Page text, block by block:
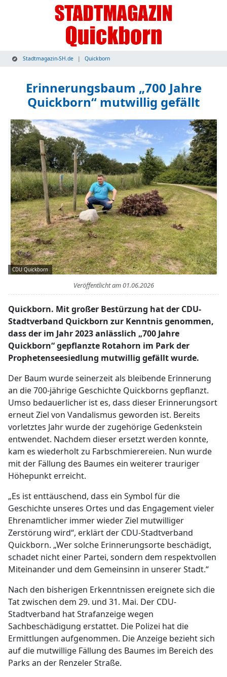
Stadtmagazin-SH.de Quickborn
Erinnerungsbaum „700 Jahre
Quickborn“ mutwillig gefällt
CDU Quickborn
Veröffentlicht am01.06.2026
Quickborn. Mit großer Bestürzung hat der CDU-
Stadtverband Quickborn zur Kenntnis genommen,
dass der im Jahr 2023 anlässlich „700 Jahre
Quickborn“ gepflanzte Rotahorn im Park der
Prophetenseesiedlung mutwillig gefällt wurde.
Der Baum wurde seinerzeit als bleibende Erinnerung
an die 700-jährige Geschichte Quickborns gepflanzt.
Umso bedauerlicher ist es, dass dieser Erinnerungsort
erneut Ziel von Vandalismus geworden ist. Bereits
vorletztes Jahr wurde der zugehörige Gedenkstein
entwendet. Nachdem dieser ersetzt werden konnte,
kam es wiederholt zu Farbschmierereien. Nun wurde
mit der Fällung des Baumes ein weiterer trauriger
Höhepunkt erreicht.
„Es ist enttäuschend, dass ein Symbol für die
Geschichte unseres Ortes und das Engagement vieler
Ehrenamtlicher immer wieder Ziel mutwilliger
Zerstörung wird“, erklärt der CDU-Stadtverband
Quickborn. „Wer solche Erinnerungsorte beschädigt,
schadet nicht einer Partei, sondern dem respektvollen
Miteinander und dem Gemeinsinn in unserer Stadt.“
Nach den bisherigen Erkenntnissen ereignete sich die
Tat zwischen dem 29. und 31. Mai. Der CDU-
Stadtverband hat Strafanzeige wegen
Sachbeschädigung erstattet. Die Polizei hat die
Ermittlungen aufgenommen. Die Anzeige bezieht sich
auf die mutwillige Fällung des Baumes im Bereich des
Parks an der Renzeler Straße.